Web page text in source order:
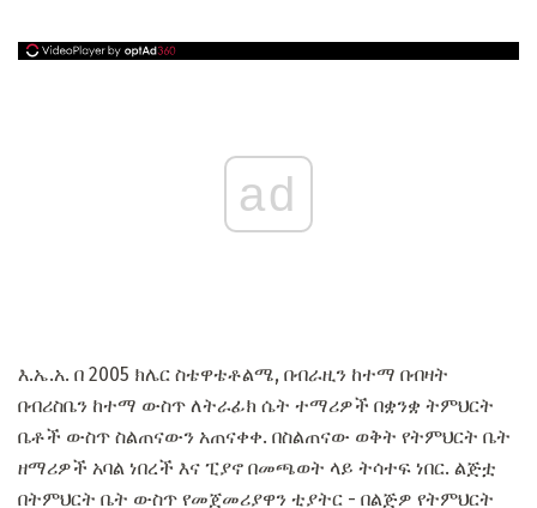
ad
እ.ኤ.አ. በ 2005 ክሌር ስቴዋቴቶልሜ, በብራዚን ከተማ በብዛት
በብሪስቤን ከተማ ውስጥ ለትራፊክ ሴት ተማሪዎች በቋንቋ ትምህርት
ቤቶች ውስጥ ስልጠናውን አጠናቀቀ. በስልጠናው ወቅት የትምህርት ቤት
ዘማሪዎች አባል ነበረች እና ፒያኖ በመጫወት ላይ ትሳተፍ ነበር. ልጅቷ
በትምህርት ቤት ውስጥ የመጀመሪያዋን ቲያትር - በልጅዎ የትምህርት